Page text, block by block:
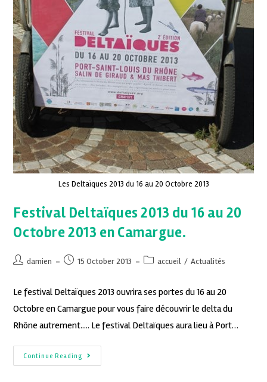
Les Deltaïques 2013 du 16 au 20 Octobre 2013
Festival Deltaïques 2013 du 16 au 20
Octobre 2013 en Camargue.
damien 15 October 2013 accueil / Actualités
Le festival Deltaïques 2013 ouvrira ses portes du 16 au 20
Octobre en Camargue pour vous faire découvrir le delta du
Rhône autrement..... Le festival Deltaïques aura lieu à Port…
Continue Reading